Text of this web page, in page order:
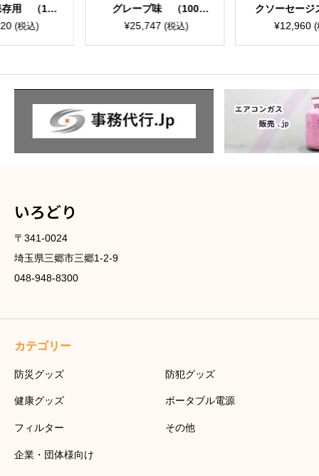
グレープ味 （100g/
80個入） 保存期間5年
¥
クソーセージステーキ
（110g） 20食入
¥
いろどり
〒341-0024
埼玉県三郷市三郷1-2-9
048-948-8300
カテゴリー
防災グッズ 防犯グッズ
健康グッズ ポータブル電源
フィルター その他
企業・団体様向け